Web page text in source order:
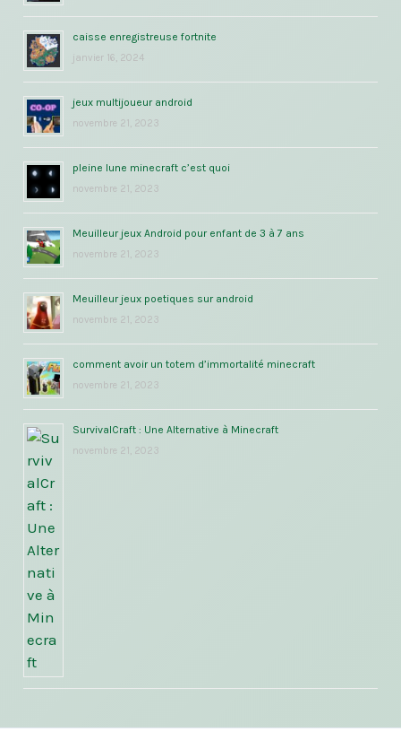
caisse enregistreuse fortnite
janvier 16, 2024
jeux multijoueur android
novembre 21, 2023
pleine lune minecraft c’est quoi
novembre 21, 2023
Meuilleur jeux Android pour enfant de 3 à 7 ans
novembre 21, 2023
Meuilleur jeux poetiques sur android
novembre 21, 2023
comment avoir un totem d’immortalité minecraft
novembre 21, 2023
SurvivalCraft : Une Alternative à Minecraft
novembre 21, 2023